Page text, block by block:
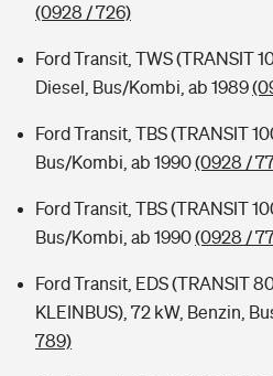
(0928 / 726)
Ford Transit, TWS (TRANSIT
Diesel, Bus/Kombi, ab 1989
Ford Transit, TBS (TRANSIT
Bus/Kombi, ab 1990(0928 /
Ford Transit, TBS (TRANSIT
Bus/Kombi, ab 1990(0928 /
Ford Transit, EDS (TRANSIT
KLEINBUS), 72 kW, Benzin,
789)